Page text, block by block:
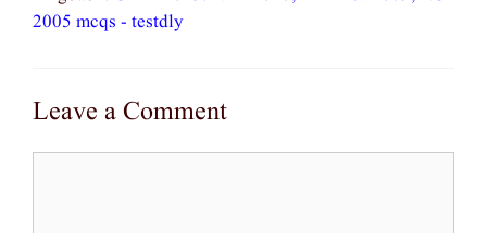
2005 mcqs - testdly
Leave a Comment